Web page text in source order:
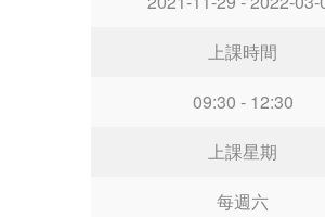
上課時間
09:30 - 12:30
上課星期
每週六